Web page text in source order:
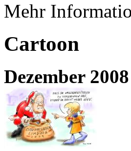
Mehr
Cartoon
Dezember